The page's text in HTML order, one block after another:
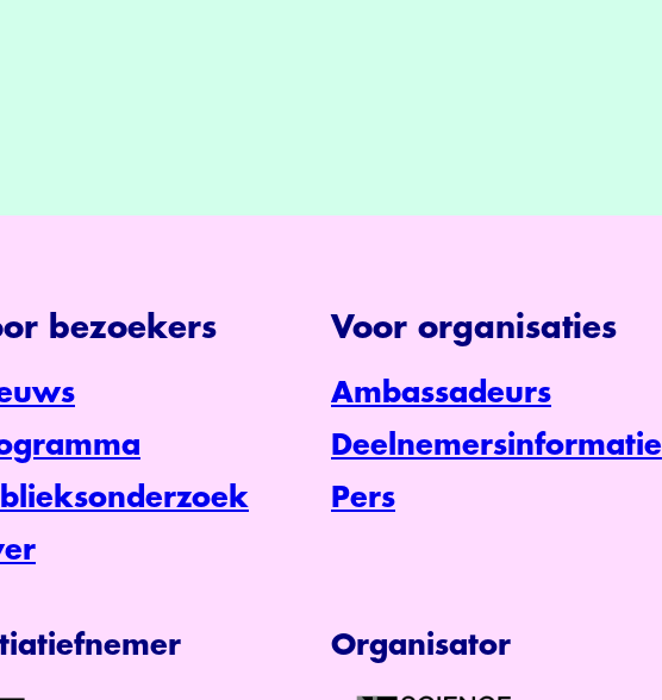
bezoekers Voor organisaties
Ambassadeurs
Deelnemersinformatie
Pers
Organisator